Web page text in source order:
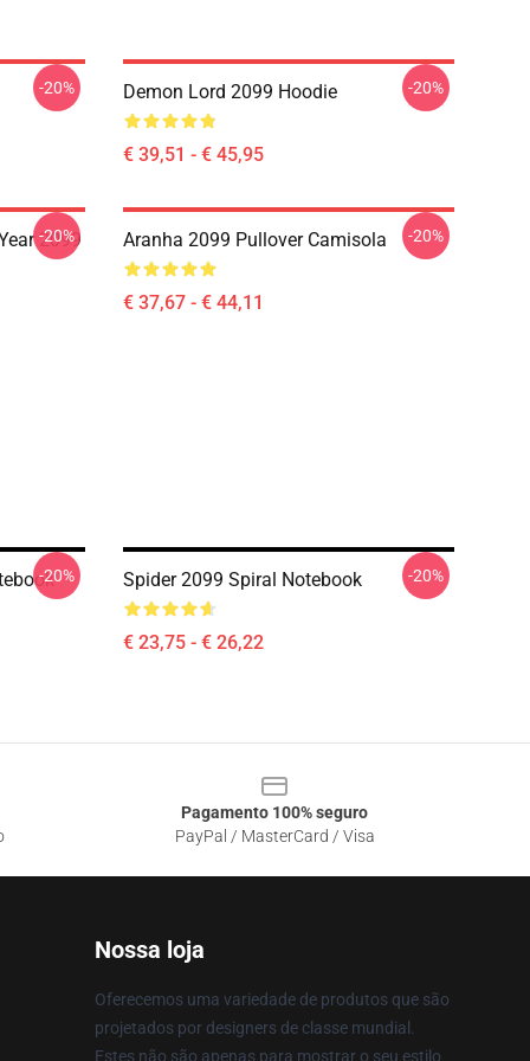
-20% Demon Lord 2099 Hoodie
€ 39,51 - € 45,95
-20%
2099
-20% Aranha 2099 Pullover Camisola
€ 37,67 - € 44,11
-20%
-20% Spider 2099 Spiral Notebook
€ 23,75 - € 26,22
-20%
Pagamento 100% seguro
PayPal / MasterCard / Visa
Nossa loja
Oferecemos uma variedade de produtos que são
projetados por designers de classe mundial.
Estes não são apenas para mostrar o seu estilo